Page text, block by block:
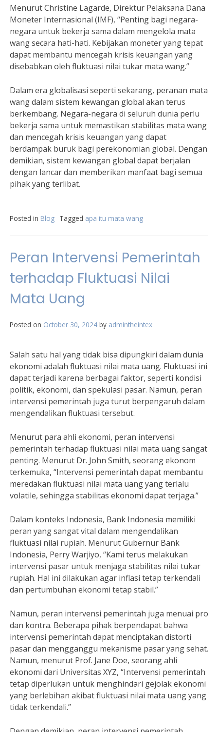
Menurut Christine Lagarde, Direktur Pelaksana Dana
Moneter Internasional (IMF), “Penting bagi negara-
negara untuk bekerja sama dalam mengelola mata
wang secara hati-hati. Kebijakan moneter yang tepat
dapat membantu mencegah krisis keuangan yang
disebabkan oleh fluktuasi nilai tukar mata wang.”
Dalam era globalisasi seperti sekarang, peranan mata
wang dalam sistem kewangan global akan terus
berkembang. Negara-negara di seluruh dunia perlu
bekerja sama untuk memastikan stabilitas mata wang
dan mencegah krisis keuangan yang dapat
berdampak buruk bagi perekonomian global. Dengan
demikian, sistem kewangan global dapat berjalan
dengan lancar dan memberikan manfaat bagi semua
pihak yang terlibat.
Posted in Blog Tagged apa itu mata wang
Peran Intervensi Pemerintah
terhadap Fluktuasi Nilai
Mata Uang
Posted on October 30, 2024 by admintheintex
Salah satu hal yang tidak bisa dipungkiri dalam dunia
ekonomi adalah fluktuasi nilai mata uang. Fluktuasi ini
dapat terjadi karena berbagai faktor, seperti kondisi
politik, ekonomi, dan spekulasi pasar. Namun, peran
intervensi pemerintah juga turut berpengaruh dalam
mengendalikan fluktuasi tersebut.
Menurut para ahli ekonomi, peran intervensi
pemerintah terhadap fluktuasi nilai mata uang sangat
penting. Menurut Dr. John Smith, seorang ekonom
terkemuka, “Intervensi pemerintah dapat membantu
meredakan fluktuasi nilai mata uang yang terlalu
volatile, sehingga stabilitas ekonomi dapat terjaga.”
Dalam konteks Indonesia, Bank Indonesia memiliki
peran yang sangat vital dalam mengendalikan
fluktuasi nilai rupiah. Menurut Gubernur Bank
Indonesia, Perry Warjiyo, “Kami terus melakukan
intervensi pasar untuk menjaga stabilitas nilai tukar
rupiah. Hal ini dilakukan agar inflasi tetap terkendali
dan pertumbuhan ekonomi tetap stabil.”
Namun, peran intervensi pemerintah juga menuai pro
dan kontra. Beberapa pihak berpendapat bahwa
intervensi pemerintah dapat menciptakan distorti
pasar dan mengganggu mekanisme pasar yang sehat.
Namun, menurut Prof. Jane Doe, seorang ahli
ekonomi dari Universitas XYZ, “Intervensi pemerintah
tetap diperlukan untuk menghindari gejolak ekonomi
yang berlebihan akibat fluktuasi nilai mata uang yang
tidak terkendali.”